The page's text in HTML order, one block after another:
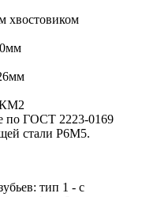
хвостовиком
КМ2
по ГОСТ 2223-0169
стали Р6М5.
тип 1 - с